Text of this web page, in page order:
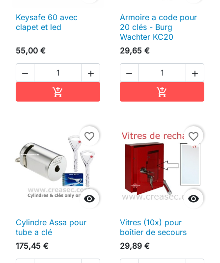
Keysafe 60 avec
clapet et led
55,00 €
 

Armoire a code pour
20 clés - Burg
Wachter KC20
29,65 €
 


favorite_border
Cylindre Assa pour
tube a clé
175,45 €

favorite_border
Vitres (10x) pour
boîtier de secours
29,89 €